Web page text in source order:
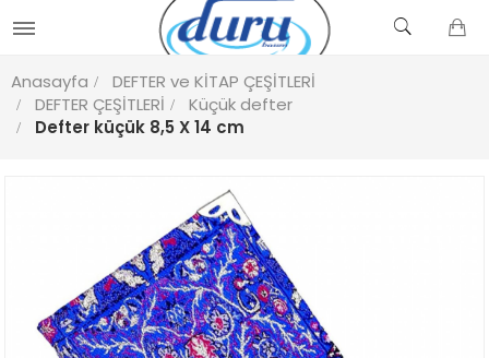
Anasayfa
DEFTER ve KİTAP ÇEŞİTLERİ
DEFTER ÇEŞİTLERİ
Küçük defter
Defter küçük 8,5 X 14 cm